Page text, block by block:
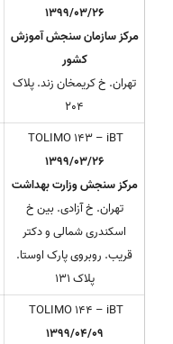
1399/03/26
مرکز سازمان سنجش آموزش
کشور
تهران. خ کریمخان زند. پلاک
204
TOLIMO 143 – iBT
1399/03/26
مرکز سنجش وزارت بهداشت
تهران. خ آزادی. بین خ
اسکندری شمالی و دکتر
قریب. روبروی پارک اوستا.
پلاک 131
TOLIMO 144 – iBT
1399/04/09